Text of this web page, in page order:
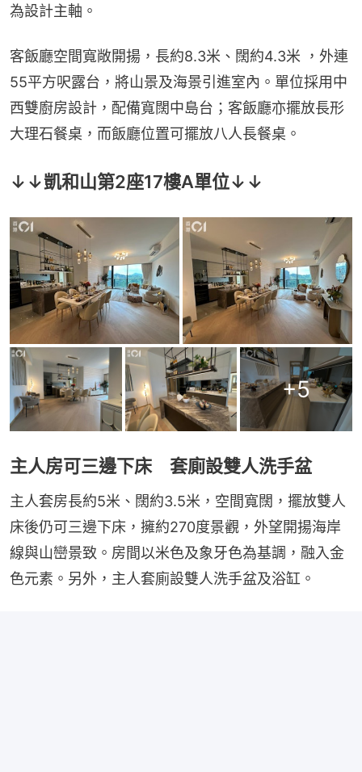
為設計主軸。
客飯廳空間寬敞開揚，長約8.3米、闊約4.3米 ，外連
55平方呎露台，將山景及海景引進室內。單位採用中
西雙廚房設計，配備寬闊中島台；客飯廳亦擺放長形
大理石餐桌，而飯廳位置可擺放八人長餐桌。
↓↓凱和山第2座17樓A單位↓↓
+5
主人房可三邊下床 套廁設雙人洗手盆
主人套房長約5米、闊約3.5米，空間寬闊，擺放雙人
床後仍可三邊下床，擁約270度景觀，外望開揚海岸
線與山巒景致。房間以米色及象牙色為基調，融入金
色元素。另外，主人套廁設雙人洗手盆及浴缸。